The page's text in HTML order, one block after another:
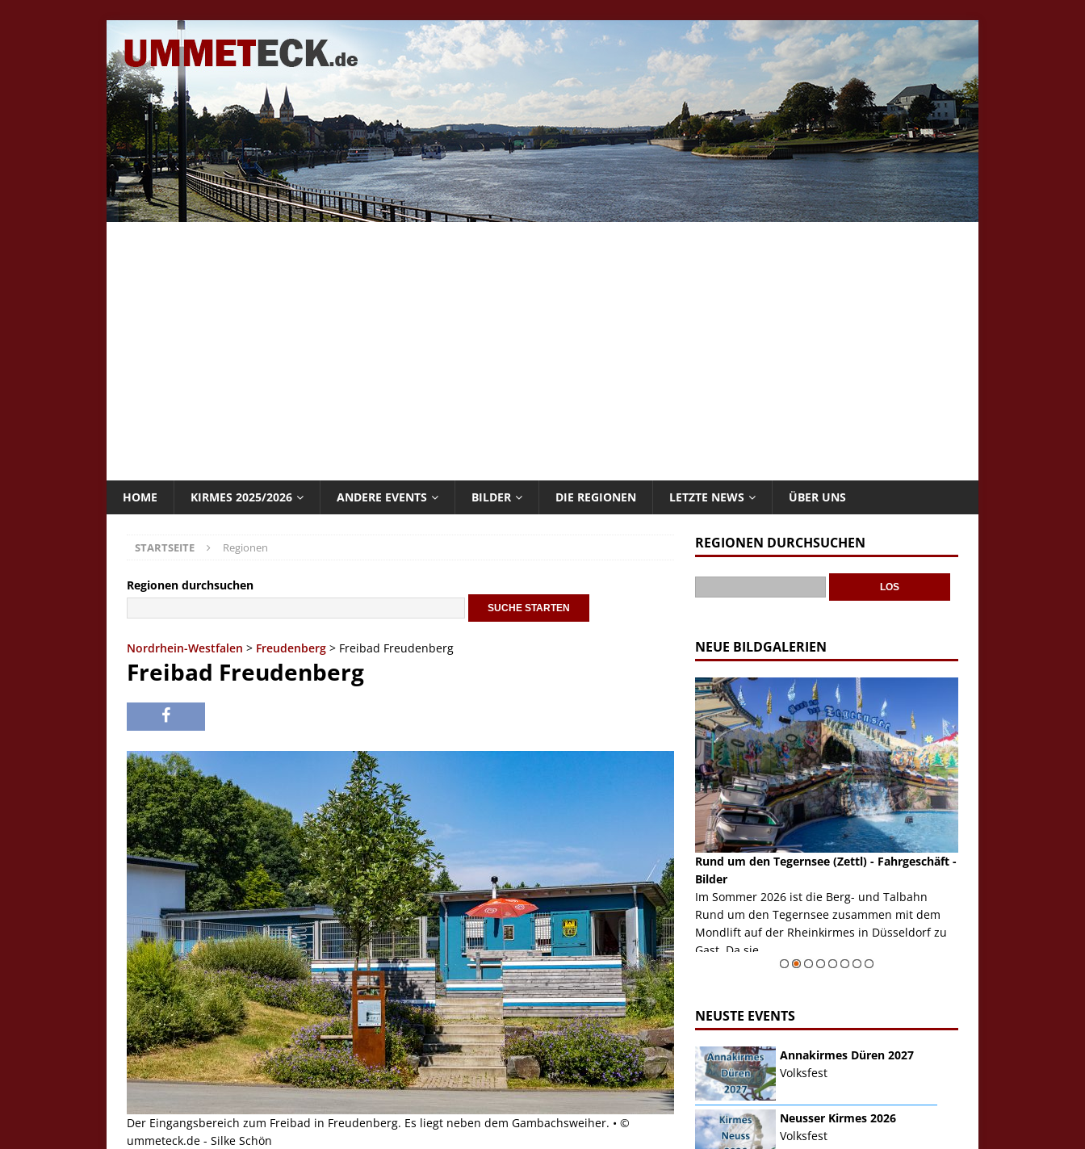
HOME KIRMES 2025/2026 ANDERE EVENTS BILDER DIE REGIONEN LETZTE NEWS ÜBER UNS
STARTSEITE Regionen
Regionen durchsuchen
Nordrhein-Westfalen > Freudenberg > Freibad Freudenberg
Freibad Freudenberg
Der Eingangsbereich zum Freibad in Freudenberg. Es liegt neben dem Gambachsweiher. • ©
ummeteck.de - Silke Schön
REGIONEN DURCHSUCHEN
NEUE BILDGALERIEN
Rheinkirmes Düsseldorf 2022
Auch im Jahr 2026 immer noch mal einen Blick
Wert, die Rheinkirmes aus dem Jahr 2022. Am
Sonntag Nachmittag waren wir bei herrlichem
Sommerw...
Zur Bildgalerie
Rund um den Tegernsee (Zettl) - Fahrgeschäft -
Bilder
Im Sommer 2026 ist die Berg- und Talbahn
Rund um den Tegernsee zusammen mit dem
Mondlift auf der Rheinkirmes in Düsseldorf zu
Gast. Da sie ...
Crazy Outback (Kollmann) - Laufgeschäft -
Bilder
Schau Dir hier Bilder vom Laufgeschäft "Crazy
Outback" an.
Zur Bildgalerie
NEUSTE EVENTS
Annakirmes Düren 2027
Volksfest
Neusser Kirmes 2026
Volksfest